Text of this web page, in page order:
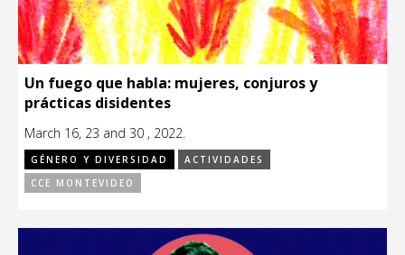
Un fuego que habla: mujeres, conjuros y
prácticas disidentes
March 16, 23 and 30 , 2022.
GÉNERO Y DIVERSIDAD
ACTIVIDADES
CCE MONTEVIDEO